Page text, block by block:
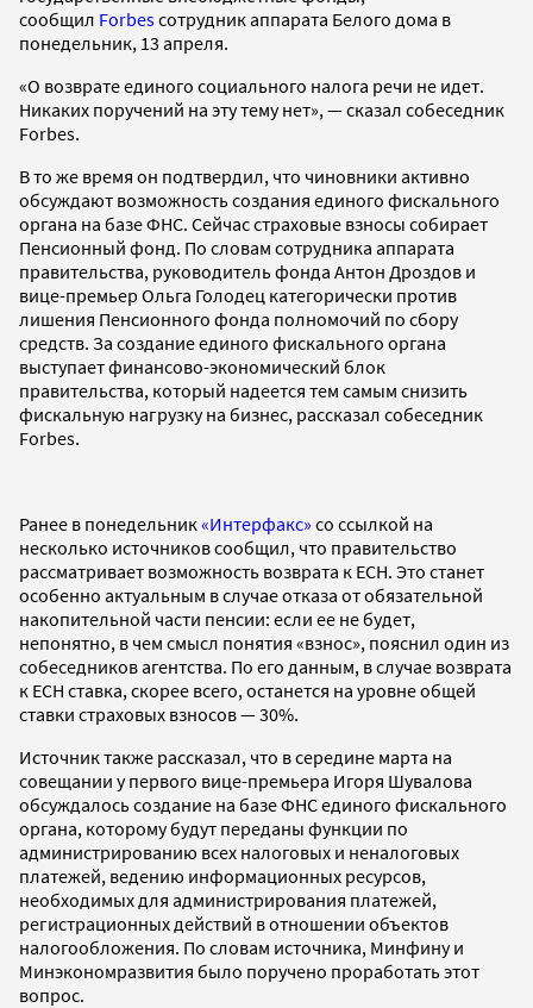
сообщил Forbesсотрудник аппарата Белого дома в
понедельник, 13 апреля.
«О возврате единого социального налога речи не идет.
Никаких поручений на эту тему нет», — сказал собеседник
Forbes.
В то же время он подтвердил, что чиновники активно
обсуждают возможность создания единого фискального
органа на базе ФНС. Сейчас страховые взносы собирает
Пенсионный фонд. По словам сотрудника аппарата
правительства, руководитель фонда Антон Дроздов и
вице-премьер Ольга Голодец категорически против
лишения Пенсионного фонда полномочий по сбору
средств. За создание единого фискального органа
выступает финансово-экономический блок
правительства, который надеется тем самым снизить
фискальную нагрузку на бизнес, рассказал собеседник
Forbes.
Ранее в понедельник«Интерфакс» со ссылкой на
несколько источников сообщил, что правительство
рассматривает возможность возврата к ЕСН. Это станет
особенно актуальным в случае отказа от обязательной
накопительной части пенсии: если ее не будет,
непонятно, в чем смысл понятия «взнос», пояснил один из
собеседников агентства. По его данным, в случае возврата
к ЕСН ставка, скорее всего, останется на уровне общей
ставки страховых взносов — 30%.
Источник также рассказал, что в середине марта на
совещании у первого вице-премьера Игоря Шувалова
обсуждалось создание на базе ФНС единого фискального
органа, которому будут переданы функции по
администрированию всех налоговых и неналоговых
платежей, ведению информационных ресурсов,
необходимых для администрирования платежей,
регистрационных действий в отношении объектов
налогообложения. По словам источника, Минфину и
Минэкономразвития было поручено проработать этот
вопрос.